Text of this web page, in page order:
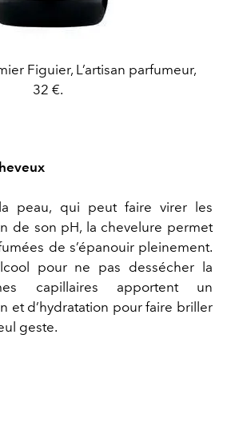
Figuier, L’artisan parfumeur,
32 €.
peau, qui peut faire virer les
de son pH, la chevelure permet
de s’épanouir pleinement.
pour ne pas dessécher la
capillaires apportent un
et d’hydratation pour faire briller
geste.